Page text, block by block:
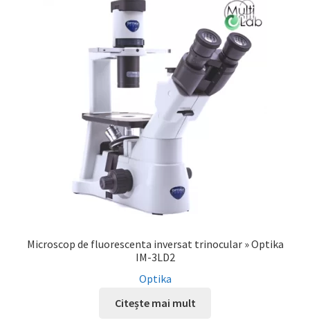
Microscop de fluorescenta inversat trinocular » Optika
IM-3LD2
Optika
Citește mai mult